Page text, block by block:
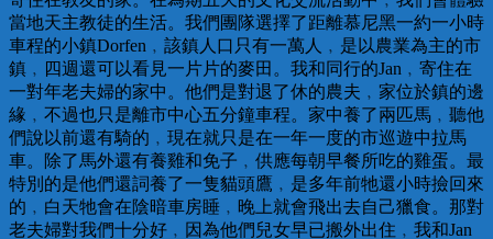
當地天主教徒的生活。我們團隊選擇了距離慕尼黑一約一小時
車程的小鎮Dorfen﹐該鎮人口只有一萬人﹐是以農業為主的市
鎮﹐四週還可以看見一片片的麥田。我和同行的Jan﹐寄住在
一對年老夫婦的家中。他們是對退了休的農夫﹐家位於鎮的邊
緣﹐不過也只是離市中心五分鐘車程。家中養了兩匹馬﹐聽他
們說以前還有騎的﹐現在就只是在一年一度的市巡遊中拉馬
車。除了馬外還有養雞和免子﹐供應每朝早餐所吃的雞蛋。最
特別的是他們還詞養了一隻貓頭鷹﹐是多年前牠還小時撿回來
的﹐白天牠會在陰暗車房睡﹐晚上就會飛出去自己獵食。那對
老夫婦對我們十分好﹐因為他們兒女早已搬外出住﹐我和Jan